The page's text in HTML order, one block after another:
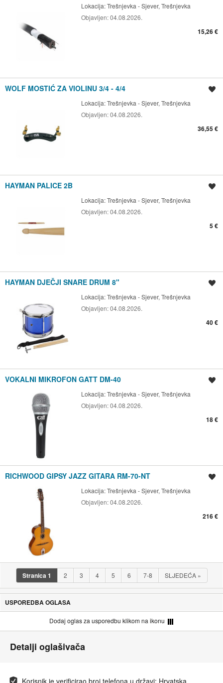
Lokacija:Trešnjevka - Sjever, Trešnjevka
Objavljen:04.08.2026.
15,26 €
WOLF MOSTIĆ ZA VIOLINU 3/4 - 4/4
Lokacija:Trešnjevka - Sjever, Trešnjevka
Objavljen:04.08.2026.
36,55 €
HAYMAN PALICE 2B
Lokacija:Trešnjevka - Sjever, Trešnjevka
Objavljen:04.08.2026.
5 €
HAYMAN DJEČJI SNARE DRUM 8"
Lokacija:Trešnjevka - Sjever, Trešnjevka
Objavljen:04.08.2026.
40 €
VOKALNI MIKROFON GATT DM-40
Lokacija:Trešnjevka - Sjever, Trešnjevka
Objavljen:04.08.2026.
18 €
RICHWOOD GIPSY JAZZ GITARA RM-70-NT
Lokacija:Trešnjevka - Sjever, Trešnjevka
Objavljen:04.08.2026.
216 €
Stranica1 2 3 4 5 6 7-8 SLJEDEĆA »
USPOREDBA OGLASA
Dodaj oglas za usporedbu klikom na ikonu
Detalji oglašivača
Korisnik je verificirao broj telefona u državi: Hrvatska